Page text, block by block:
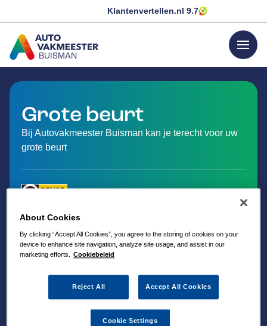
Klantenvertellen.nl 9.7
BUISMAN
GA NAAR DE HOMEPAGINA
menu
Grote beurt
Bij Autovakmeester Buisman kan je terecht voor uw
grote beurt
About Cookies
By clicking “Accept All Cookies”, you agree to the storing of cookies on your
device to enhance site navigation, analyze site usage, and assist in our
marketing efforts.
Cookiebeleid
Reject All Accept All Cookies
Cookie Settings